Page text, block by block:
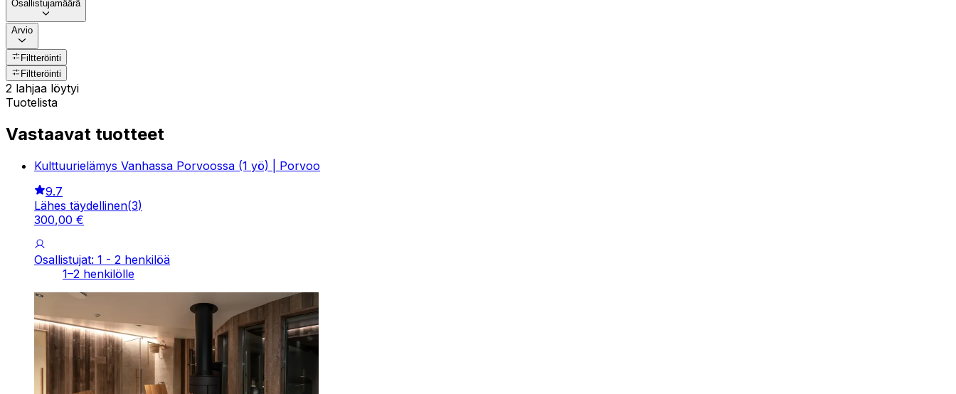
Osallistujamäärä
Arvio
Filtteröinti
Filtteröinti
2 lahjaa löytyi
Tuotelista
Vastaavat tuotteet
Kulttuurielämys Vanhassa Porvoossa (1 yö) | Porvoo
9.7
Lähes täydellinen(3)
300,00 €
Osallistujat: 1 - 2 henkilöä
1–2 henkilölle